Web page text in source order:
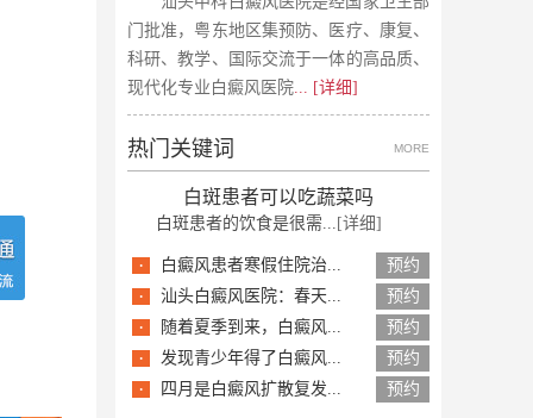
门批准，粤东地区集预防、医疗、康复、
科研、教学、国际交流于一体的高品质、
现代化专业白癜风医院... [详细]
热门关键词 MORE
白斑患者可以吃蔬菜吗
白斑患者的饮食是很需... [详细]
· 白癜风患者寒假住院治... 预约
· 汕头白癜风医院：春天... 预约
· 随着夏季到来，白癜风... 预约
· 发现青少年得了白癜风... 预约
· 四月是白癜风扩散复发... 预约